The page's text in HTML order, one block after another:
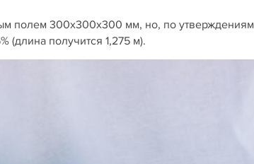
полем 300х300х300 мм, но, по утверждениям
(длина получится 1,275 м).